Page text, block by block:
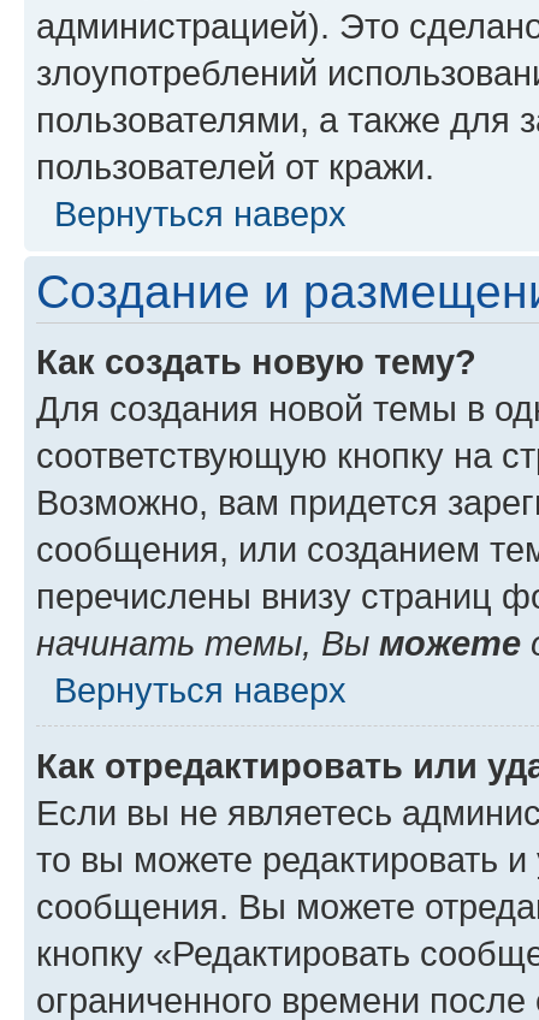
администрацией). Это
злоупотреблений
пользователями, а также для
пользователей от кражи.
Вернуться наверх
Создание и
Как создать новую тему?
Для создания новой темы в
соответствующую кнопку на
Возможно, вам придется
сообщения, или созданием
перечислены внизу страниц
начинать темы, Вы можете
Вернуться наверх
Как отредактировать или
Если вы не являетесь
то вы можете редактировать
сообщения. Вы можете
кнопку «Редактировать
ограниченного времени